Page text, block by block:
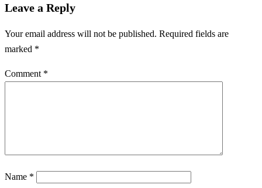
Leave a Reply
Your email address will not be published. Required fields are
marked *
Comment *
Name *